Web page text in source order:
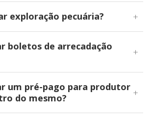
exploração pecuária?
boletos de arrecadação
um pré-pago para produtor
do mesmo?